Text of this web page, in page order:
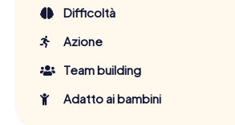
Difficoltà
Azione
Team building
Adatto ai bambini